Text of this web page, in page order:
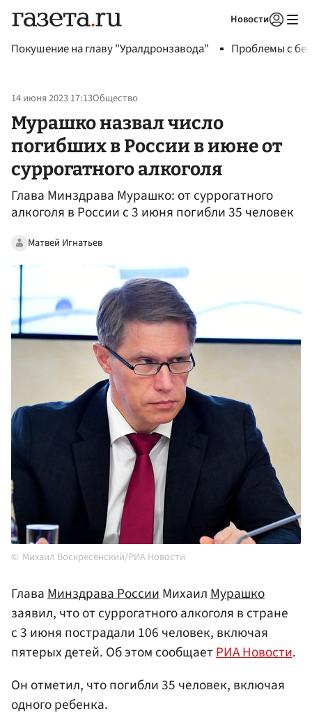
Новости
Покушение на главу "Уралдронзавода" Проблемы с
14 июня 2023 17:13Общество
Мурашко назвал число
погибших в России в июне от
суррогатного алкоголя
Глава Минздрава Мурашко: от суррогатного
алкоголя в России с 3 июня погибли 35 человек
Матвей Игнатьев
Михаил Воскресенский/РИА Новости
ГлаваМинздраваРоссииМихаилМурашко
заявил, что от суррогатного алкоголя в стране
с 3 июня пострадали 106 человек, включая
пятерых детей. Об этом сообщаетРИА Новости.
Он отметил, что погибли 35 человек, включая
одного ребенка.